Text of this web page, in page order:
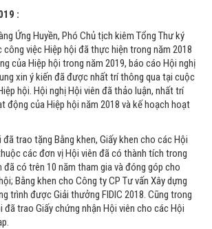
:
Ứng Huyền, Phó Chủ tịch kiêm Tổng Thư ký
công việc Hiệp hội đã thực hiện trong năm 2018
của Hiệp hội trong năm 2019, báo cáo Hội nghị
xin ý kiến đã được nhất trí thông qua tại cuộc
hội. Hội nghị Hội viên đã thảo luận, nhất trí
động của Hiệp hội năm 2018 và kế hoạch hoạt
đã trao tặng Bằng khen, Giấy khen cho các Hội
các đơn vị Hội viên đã có thành tích trong
đã có trên 10 năm tham gia và đóng góp cho
Bằng khen cho Công ty CP Tư vấn Xây dựng
trình được Giải thưởng FIDIC 2018. Cũng trong
đã trao Giấy chứng nhận Hội viên cho các Hội